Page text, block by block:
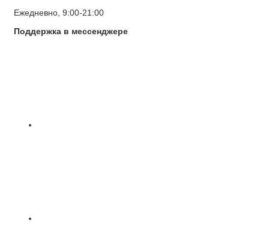
Ежедневно, 9:00-21:00
Поддержка в мессенджере